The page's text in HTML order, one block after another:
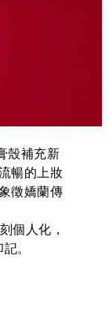
殼補充新
暢的上妝
徵嬌蘭傳
個人化，
。